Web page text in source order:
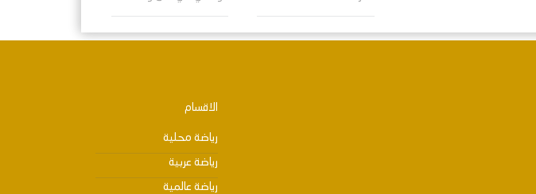
الاقسام
رياضة محلية
رياضة عربية
رياضة عالمية